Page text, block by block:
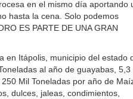
en el mismo día aportando
hasta la cena. Solo podemos
ES PARTE DE UNA GRAN
en Itápolis, municipio del estado
al año de guayabas, 5,3
Mil Toneladas por año de
dulces, jaleas, condimientos,